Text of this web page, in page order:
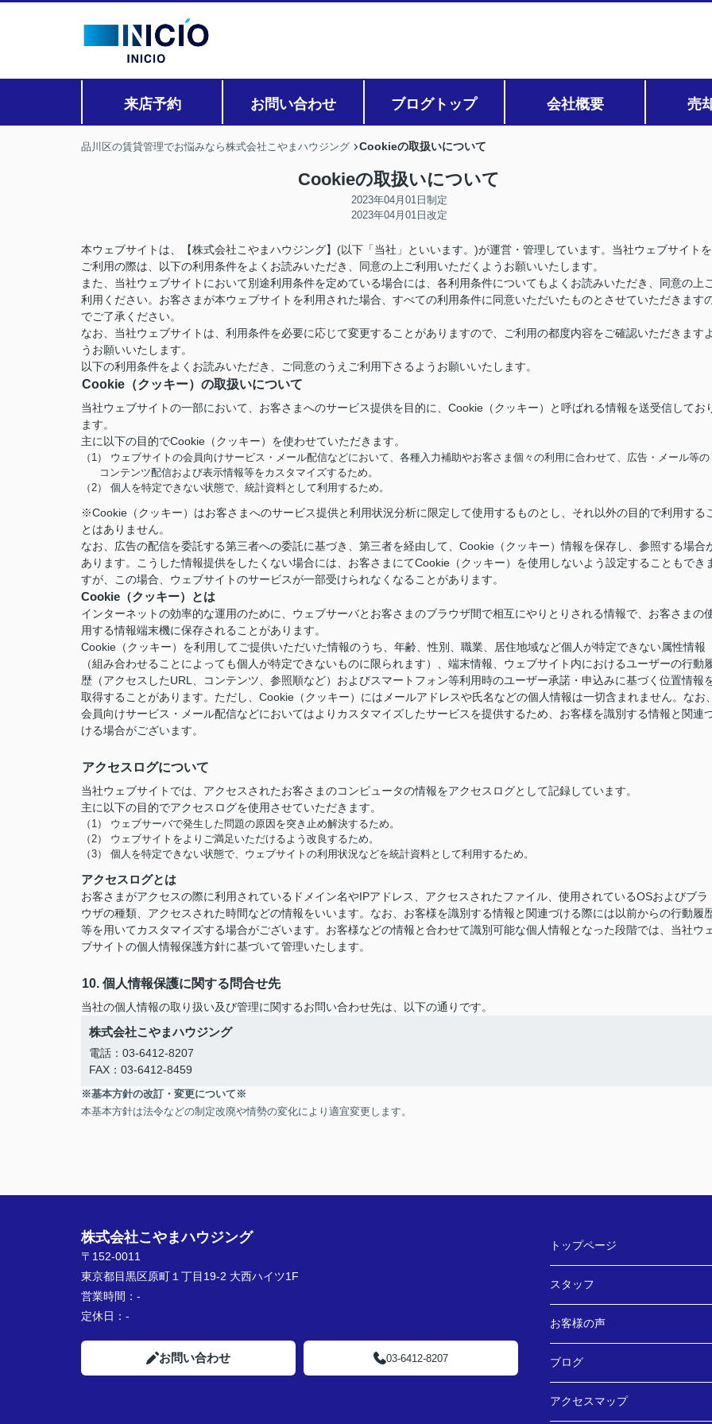
来店予約 お問い合わせ ブログトップ 会社概要 売
品川区の賃貸管理でお悩みなら株式会社こやまハウジング Cookieの取扱いについて
Cookieの取扱いについて
2023年04月01日制定
2023年04月01日改定
本ウェブサイトは、【株式会社こやまハウジング】(以下「当社」といいます。)が運営・管理しています。当社ウェブサイトを
ご利用の際は、以下の利用条件をよくお読みいただき、同意の上ご利用いただくようお願いいたします。
また、当社ウェブサイトにおいて別途利用条件を定めている場合には、各利用条件についてもよくお読みいただき、同意の上
利用ください。お客さまが本ウェブサイトを利用された場合、すべての利用条件に同意いただいたものとさせていただきます
でご了承ください。
なお、当社ウェブサイトは、利用条件を必要に応じて変更することがありますので、ご利用の都度内容をご確認いただきますよ
うお願いいたします。
以下の利用条件をよくお読みいただき、ご同意のうえご利用下さるようお願いいたします。
Cookie（クッキー）の取扱いについて
当社ウェブサイトの一部において、お客さまへのサービス提供を目的に、Cookie（クッキー）と呼ばれる情報を送受信してお
ます。
主に以下の目的でCookie（クッキー）を使わせていただきます。
（1） ウェブサイトの会員向けサービス・メール配信などにおいて、各種入力補助やお客さま個々の利用に合わせて、広告・メール等の
コンテンツ配信および表示情報等をカスタマイズするため。
（2） 個人を特定できない状態で、統計資料として利用するため。
※Cookie（クッキー）はお客さまへのサービス提供と利用状況分析に限定して使用するものとし、それ以外の目的で利用する
とはありません。
なお、広告の配信を委託する第三者への委託に基づき、第三者を経由して、Cookie（クッキー）情報を保存し、参照する場合
あります。こうした情報提供をしたくない場合には、お客さまにてCookie（クッキー）を使用しないよう設定することもでき
すが、この場合、ウェブサイトのサービスが一部受けられなくなることがあります。
Cookie（クッキー）とは
インターネットの効率的な運用のために、ウェブサーバとお客さまのブラウザ間で相互にやりとりされる情報で、お客さまの
用する情報端末機に保存されることがあります。
Cookie（クッキー）を利用してご提供いただいた情報のうち、年齢、性別、職業、居住地域など個人が特定できない属性情報
（組み合わせることによっても個人が特定できないものに限られます）、端末情報、ウェブサイト内におけるユーザーの行動
歴（アクセスしたURL、コンテンツ、参照順など）およびスマートフォン等利用時のユーザー承諾・申込みに基づく位置情報
取得することがあります。ただし、Cookie（クッキー）にはメールアドレスや氏名などの個人情報は一切含まれません。なお、
会員向けサービス・メール配信などにおいてはよりカスタマイズしたサービスを提供するため、お客様を識別する情報と関連
ける場合がございます。
アクセスログについて
当社ウェブサイトでは、アクセスされたお客さまのコンピュータの情報をアクセスログとして記録しています。
主に以下の目的でアクセスログを使用させていただきます。
（1） ウェブサーバで発生した問題の原因を突き止め解決するため。
（2） ウェブサイトをよりご満足いただけるよう改良するため。
（3） 個人を特定できない状態で、ウェブサイトの利用状況などを統計資料として利用するため。
アクセスログとは
お客さまがアクセスの際に利用されているドメイン名やIPアドレス、アクセスされたファイル、使用されているOSおよびブラ
ウザの種類、アクセスされた時間などの情報をいいます。なお、お客様を識別する情報と関連づける際には以前からの行動履
等を用いてカスタマイズする場合がございます。お客様などの情報と合わせて識別可能な個人情報となった段階では、当社ウェ
ブサイトの個人情報保護方針に基づいて管理いたします。
10. 個人情報保護に関する問合せ先
当社の個人情報の取り扱い及び管理に関するお問い合わせ先は、以下の通りです。
株式会社こやまハウジング
電話：03-6412-8207
FAX：03-6412-8459
※基本方針の改訂・変更について※
本基本方針は法令などの制定改廃や情勢の変化により適宜変更します。
株式会社こやまハウジング
〒152-0011
東京都目黒区原町１丁目19-2 大西ハイツ1F
営業時間： -
定休日： -
お問い合わせ 03-6412-8207
トップページ
スタッフ
お客様の声
ブログ
アクセスマップ